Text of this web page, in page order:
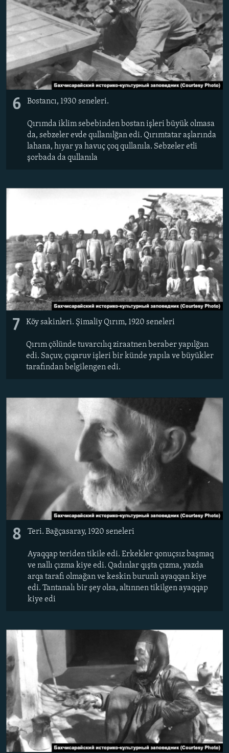
6 Bostancı, 1930 seneleri.
Qırımda iklim sebebinden bostan işleri büyük olmasa
da, sebzeler evde qullanılğan edi. Qırımtatar aşlarında
lahana, hıyar ya havuç çoq qullanıla. Sebzeler etli
şorbada da qullanıla
7 Köy sakinleri. Şimaliy Qırım, 1920 seneleri
Qırım çölünde tuvarcılıq ziraatnen beraber yapılğan
edi. Saçuv, çıqaruv işleri bir künde yapıla ve büyükler
tarafından belgilengen edi.
8 Teri. Bağçasaray, 1920 seneleri
Ayaqqap teriden tikile edi. Erkekler qonuçsız başmaq
ve nallı çızma kiye edi. Qadınlar qışta çızma, yazda
arqa tarafı olmağan ve keskin burunlı ayaqqan kiye
edi. Tantanalı bir şey olsa, altınnen tikilgen ayaqqap
kiye edi